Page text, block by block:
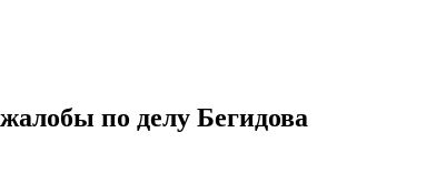
по делу Бегидова